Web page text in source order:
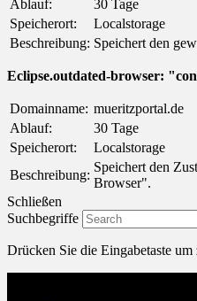
Ablauf:
30 Tage
Speicherort:
Localstorage
Beschreibung: Speichert den
Eclipse.outdated-browser:
Domainname: mueritzportal.de
Ablauf:
30 Tage
Speicherort:
Localstorage
Beschreibung:
Speichert den
Browser".
Schließen
Suchbegriffe
Drücken Sie die Eingabetaste um